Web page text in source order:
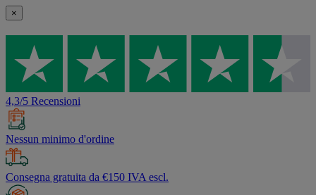
×
4,3/5 Recensioni
Nessun minimo d'ordine
Consegna gratuita da €150 IVA escl.